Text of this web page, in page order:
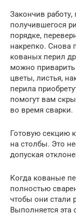
Закончив работу,
получившегося
порядке,
накрепко. Снова
кованых перил
можно
цветы, листья,
перила
помогут вам
во время сварки.
Готовую секцию
на столбы. Это
допуская
Когда кованые
полностью
чтобы они стали
Выполняется